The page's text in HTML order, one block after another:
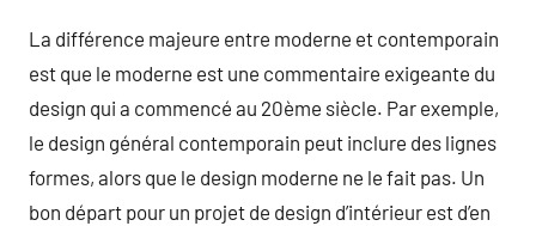
La différence majeure entre moderne et contemporain
est que le moderne est une commentaire exigeante du
design qui a commencé au 20ème siècle. Par exemple,
le design général contemporain peut inclure des lignes
formes, alors que le design moderne ne le fait pas. Un
bon départ pour un projet de design d’intérieur est d’en